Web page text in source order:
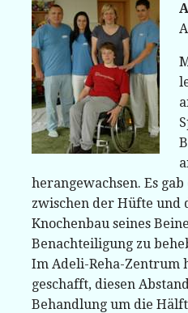
herangewachsen. Es
zwischen der Hüfte und
Knochenbau seines
Benachteiligung zu
Im Adeli-Reha-Zentrum
geschafft, diesen
Behandlung um die